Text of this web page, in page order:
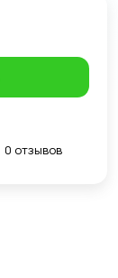
0 отзывов